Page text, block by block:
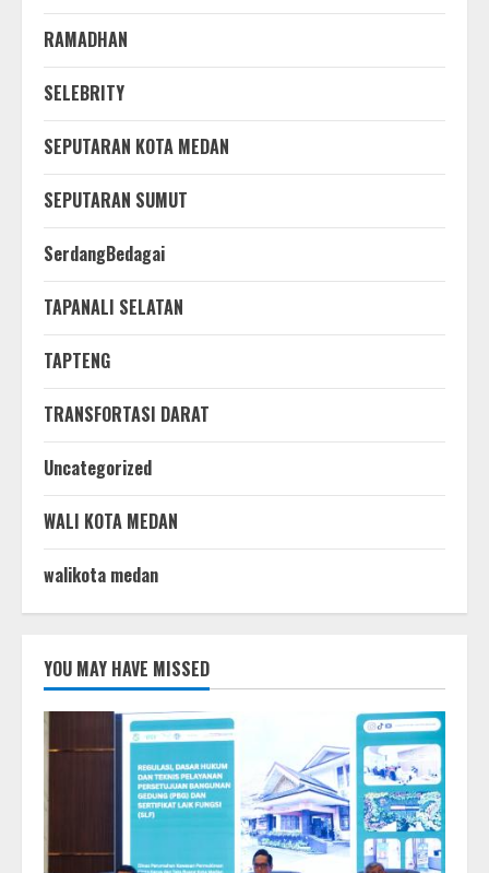
RAMADHAN
SELEBRITY
SEPUTARAN KOTA MEDAN
SEPUTARAN SUMUT
SerdangBedagai
TAPANALI SELATAN
TAPTENG
TRANSFORTASI DARAT
Uncategorized
WALI KOTA MEDAN
walikota medan
YOU MAY HAVE MISSED